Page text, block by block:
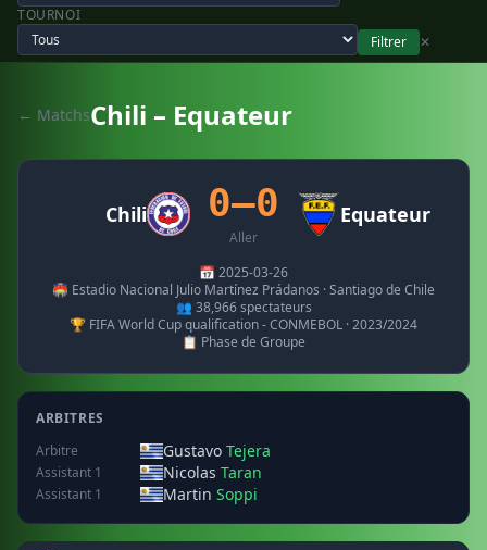
TOURNOI
Filtrer
✕
← MatchsChili – Equateur
Chili 0–0
Aller
Equateur
📅 2025-03-26
🏟️ Estadio Nacional Julio Martínez Prádanos · Santiago de Chile
👥 38,966 spectateurs
🏆 FIFA World Cup qualification - CONMEBOL · 2023/2024
📋 Phase de Groupe
ARBITRES
Arbitre
Gustavo Tejera
Assistant 1 Nicolas Taran
Assistant 1 Martin Soppi